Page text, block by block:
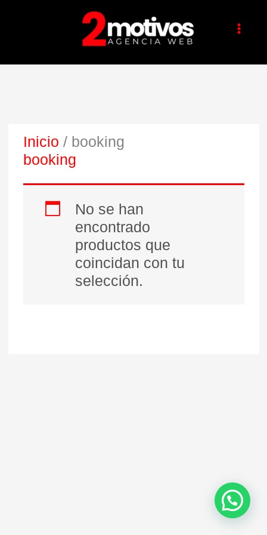
Inicio / booking
booking
No se han
encontrado
productos que
coincidan con tu
selección.